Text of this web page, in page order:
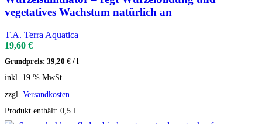
vegetatives Wachstum natürlich an
T.A. Terra Aquatica
19,60 €
Grundpreis: 39,20 € / l
inkl. 19 % MwSt.
zzgl. Versandkosten
Produkt enthält: 0,5 l